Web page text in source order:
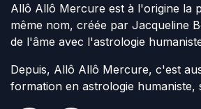
Allô Allô Mercure est à l'origine la
même nom, créée par Jacqueline
de l'âme avec l'astrologie
Depuis, Allô Allô Mercure, c'est
formation en astrologie humaniste,